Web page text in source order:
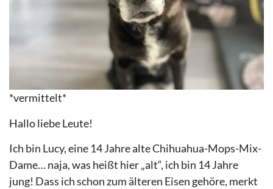
*vermittelt*
Hallo liebe Leute!
Ich bin Lucy, eine 14 Jahre alte Chihuahua-Mops-Mix-
Dame… naja, was heißt hier „alt“, ich bin 14 Jahre
jung! Dass ich schon zum älteren Eisen gehöre, merkt